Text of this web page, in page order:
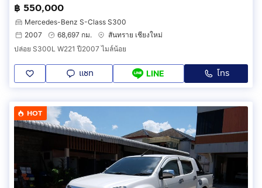
฿ 550,000
Mercedes-Benz S-Class S300
2007
68,697 กม.
สันทราย เชียงใหม่
ปล่อย S300L W221 ปี2007 ไมล์น้อย
แชท LINE โทร
HOT